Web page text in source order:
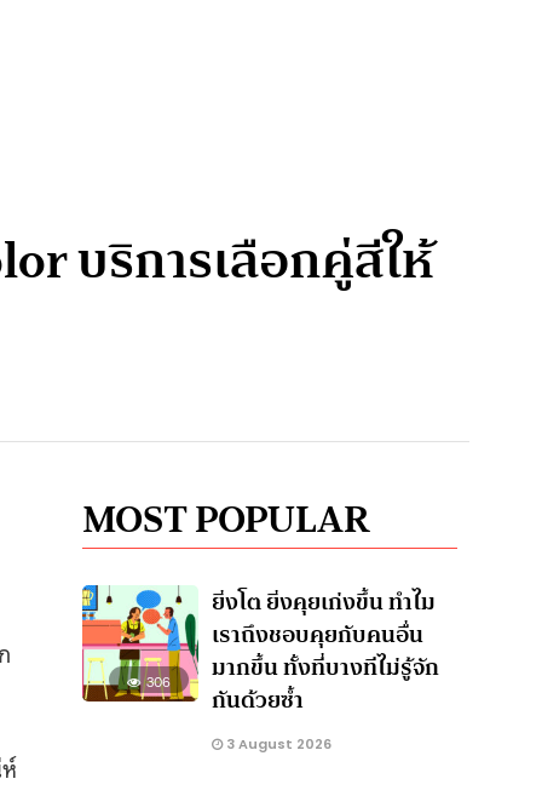
บริการเลือกคู่สีให้
MOST POPULAR
306
ยิ่งโต ยิ่งคุยเก่งขึ้น ทำไม
เราถึงชอบคุยกับคนอื่น
มากขึ้น ทั้งที่บางทีไม่รู้จัก
กันด้วยซ้ำ
3 August 2026